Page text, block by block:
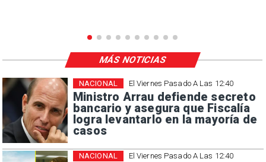
El Viernes Pasado A Las 12:40
Ministro Arrau defiende secreto
bancario y asegura que Fiscalía
logra levantarlo en la mayoría de
casos
NACIONAL
El Viernes Pasado A Las 12:40
NACIONAL
MÁS NOTICIAS